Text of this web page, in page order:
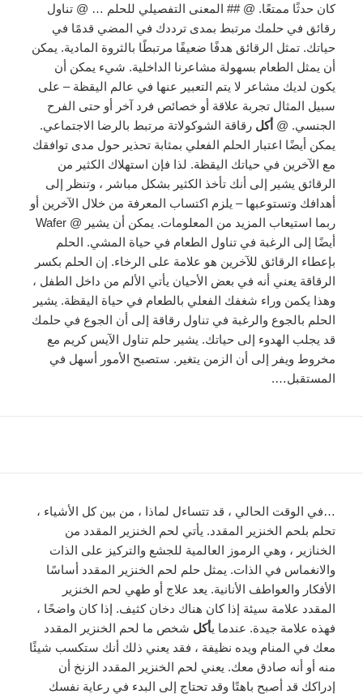
كان حدثًا ممتعًا. @ ## المعنى التفصيلي للحلم … @ تناول
رقائق في حلمك مرتبط بمدى ترددك في المضي قدمًا في
حياتك. تمثل الرقائق هدفًا ضعيفًا مرتبطًا بالثروة المادية. يمكن
أن يمثل الطعام بسهولة مشاعرنا الداخلية. شيء يمكن أن
يكون لديك مشاعر لا يتم التعبير عنها في عالم اليقظة – على
سبيل المثال تجربة علاقة أو خصائص فرد آخر أو حتى الفرح
الجنسي. @ أكل رقاقة الشوكولاتة مرتبط بالرضا الاجتماعي.
يمكن أيضًا اعتبار الحلم الفعلي بمثابة تحذير حول مدى توافقك
مع الآخرين في حياتك اليقظة. لذا فإن استهلاك الكثير من
الرقائق يشير إلى أنك تأخذ الكثير بشكل مباشر ، وتنظر إلى
أهدافك وتستوعبها – يلزم اكتساب المعرفة من خلال الآخرين أو
ربما استيعاب المزيد من المعلومات. يمكن أن يشير @ Wafer
أيضًا إلى الرغبة في تناول الطعام في حياة المشي. الحلم
بإعطاء الرقائق للآخرين هو علامة على الرخاء. إن الحلم بكسر
الرقاقة يعني أنه في بعض الأحيان يأتي الألم من داخل الطفل ،
وهذا يكمن وراء شغفك الفعلي بالطعام في حياة اليقظة. يشير
الحلم بالجوع والرغبة في تناول رقاقة إلى أن الجوع في حلمك
قد يجلب الهدوء إلى حياتك. يشير حلم تناول الآيس كريم مع
مخروط ويفر إلى أن الزمن يتغير. ستصبح الأمور أسهل في
المستقبل….
…في الوقت الحالي ، قد تتساءل لماذا ، من بين كل الأشياء ،
تحلم بلحم الخنزير المقدد. يأتي لحم الخنزير المقدد من
الخنازير ، وهي الرموز العالمية للجشع والتركيز على الذات
والانغماس في الذات. يمثل حلم لحم الخنزير المقدد أساسًا
الأفكار والعواطف الأنانية. يعد علاج أو طهي لحم الخنزير
المقدد علامة سيئة إذا كان هناك دخان كثيف. إذا كان واضحًا ،
فهذه علامة جيدة. عندما يأكل شخص ما لحم الخنزير المقدد
معك في المنام ويده نظيفة ، فقد يعني ذلك أنك ستكسب شيئًا
منه أو أنه صادق معك. يعني لحم الخنزير المقدد الزنخ أن
إدراكك قد أصبح باهتًا وقد تحتاج إلى البدء في رعاية نفسك